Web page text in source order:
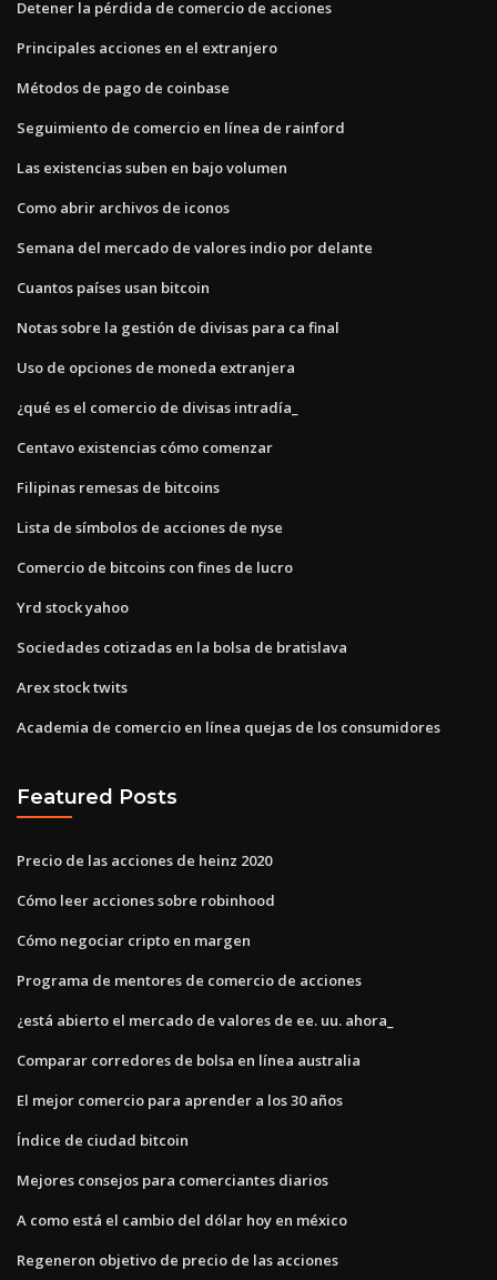
Detener la pérdida de comercio de acciones
Principales acciones en el extranjero
Métodos de pago de coinbase
Seguimiento de comercio en línea de rainford
Las existencias suben en bajo volumen
Como abrir archivos de iconos
Semana del mercado de valores indio por delante
Cuantos países usan bitcoin
Notas sobre la gestión de divisas para ca final
Uso de opciones de moneda extranjera
¿qué es el comercio de divisas intradía_
Centavo existencias cómo comenzar
Filipinas remesas de bitcoins
Lista de símbolos de acciones de nyse
Comercio de bitcoins con fines de lucro
Yrd stock yahoo
Sociedades cotizadas en la bolsa de bratislava
Arex stock twits
Academia de comercio en línea quejas de los consumidores
Featured Posts
Precio de las acciones de heinz 2020
Cómo leer acciones sobre robinhood
Cómo negociar cripto en margen
Programa de mentores de comercio de acciones
¿está abierto el mercado de valores de ee. uu. ahora_
Comparar corredores de bolsa en línea australia
El mejor comercio para aprender a los 30 años
Índice de ciudad bitcoin
Mejores consejos para comerciantes diarios
A como está el cambio del dólar hoy en méxico
Regeneron objetivo de precio de las acciones